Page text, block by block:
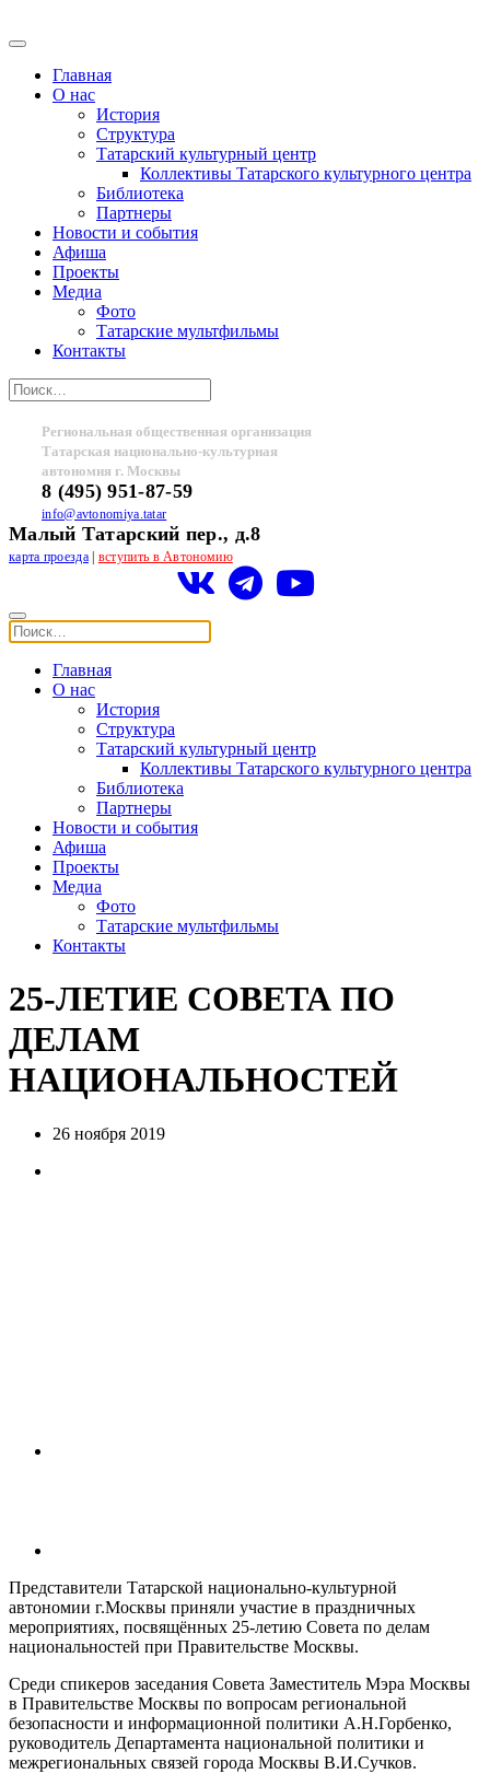
Главная
О нас
История
Структура
Татарский культурный центр
Коллективы Татарского культурного центра
Библиотека
Партнеры
Новости и события
Афиша
Проекты
Медиа
Фото
Татарские мультфильмы
Контакты
Региональная общественная организация
Татарская национально-культурная
автономия г. Москвы
8 (495) 951-87-59
info@avtonomiya.tatar
Малый Татарский пер., д.8
карта проезда| вступить в Автономию
Главная
О нас
История
Структура
Татарский культурный центр
Коллективы Татарского культурного центра
Библиотека
Партнеры
Новости и события
Афиша
Проекты
Медиа
Фото
Татарские мультфильмы
Контакты
25-ЛЕТИЕ СОВЕТА ПО
ДЕЛАМ
НАЦИОНАЛЬНОСТЕЙ
26 ноября 2019
Представители Татарской национально-культурной
автономии г.Москвы приняли участие в праздничных
мероприятиях, посвящённых 25-летию Совета по делам
национальностей при Правительстве Москвы.
Среди спикеров заседания Совета Заместитель Мэра Москвы
в Правительстве Москвы по вопросам региональной
безопасности и информационной политики А.Н.Горбенко,
руководитель Департамента национальной политики и
межрегиональных связей города Москвы В.И.Сучков.